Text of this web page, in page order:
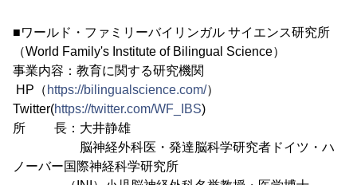
■ワールド・ファミリーバイリンガル サイエンス研究所
（World Family's Institute of Bilingual Science）
事業内容：教育に関する研究機関
HP（ https://bilingualscience.com/）
Twitter(https://twitter.com/WF_IBS)
所 長：大井静雄
脳神経外科医・発達脳科学研究者ドイツ・ハ
ノーバー国際神経科学研究所